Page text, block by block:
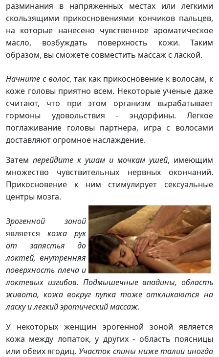
разминания в напряженных местах или легкими
скользящими прикосновениями кончиков пальцев,
на которые нанесено чувственное ароматическое
масло, возбуждать поверхность кожи. Таким
образом, вы сможете совместить массаж с лаской.
Начните с волос, так как прикосновение к волосам, к
коже головы приятно всем. Некоторые ученые даже
считают, что при этом организм вырабатывает
гормоны удовольствия - эндорфины. Легкое
поглаживание головы партнера, игра с волосами
доставляют огромное наслаждение.
Затем перейдите к ушам и мочкам ушей, имеющим
множество чувствительных нервных окончаний.
Прикосновение к ним стимулирует сексуальные
центры мозга.
Эрогенной зоной
является кожа рук
от запястья до
локтей, внутренняя
поверхность плеча и
локтевых изгибов. Подмышечные впадины, область
живота, кожа вокруг пупка тоже откликаются на
ласку и легкий эротический массаж.
У некоторых женщин эрогенной зоной является
кожа между лопаток, у других - область поясницы
или обеих ягодиц.Участок спины ниже талии иногда